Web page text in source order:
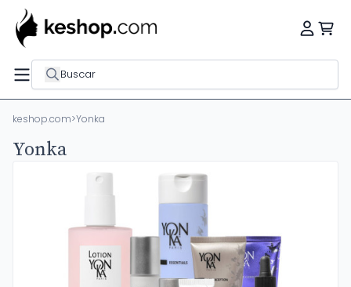
Buscar
keshop.com>Yonka
Yonka